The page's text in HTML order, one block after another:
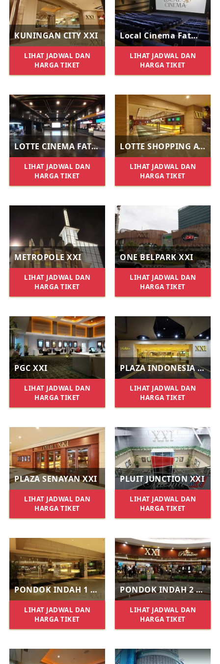
KUNINGAN CITY XXI
LIHAT JADWAL DAN
HARGA TIKET
Local Cinema Fatmawati
LIHAT JADWAL DAN
HARGA TIKET
LOTTE CINEMA FATMAWATI
LIHAT JADWAL DAN
HARGA TIKET
LOTTE SHOPPING AVENUE XXI
LIHAT JADWAL DAN
HARGA TIKET
METROPOLE XXI
LIHAT JADWAL DAN
HARGA TIKET
ONE BELPARK XXI
LIHAT JADWAL DAN
HARGA TIKET
PGC XXI
LIHAT JADWAL DAN
HARGA TIKET
PLAZA INDONESIA XXI
LIHAT JADWAL DAN
HARGA TIKET
PLAZA SENAYAN XXI
LIHAT JADWAL DAN
HARGA TIKET
PLUIT JUNCTION XXI
LIHAT JADWAL DAN
HARGA TIKET
PONDOK INDAH 1 XXI
LIHAT JADWAL DAN
HARGA TIKET
PONDOK INDAH 2 XXI
LIHAT JADWAL DAN
HARGA TIKET